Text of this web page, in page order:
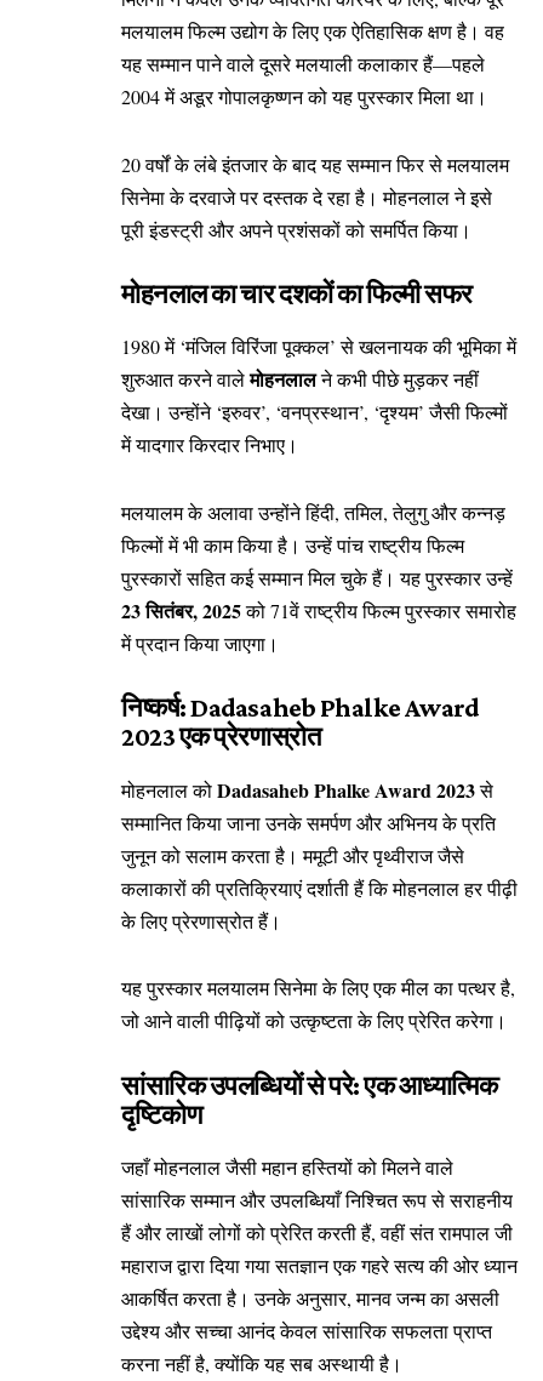
मलयालम फिल्म उद्योग के लिए एक ऐतिहासिक क्षण है। वह
यह सम्मान पाने वाले दूसरे मलयाली कलाकार हैं—पहले
2004 में अडूर गोपालकृष्णन को यह पुरस्कार मिला था।
20 वर्षों के लंबे इंतजार के बाद यह सम्मान फिर से मलयालम
सिनेमा के दरवाजे पर दस्तक दे रहा है। मोहनलाल ने इसे
पूरी इंडस्ट्री और अपने प्रशंसकों को समर्पित किया।
मोहनलाल का चार दशकों का फिल्मी सफर
1980 में ‘मंजिल विरिंजा पूक्कल’ से खलनायक की भूमिका में
शुरुआत करने वालेमोहनलालने कभी पीछे मुड़कर नहीं
देखा। उन्होंने ‘इरुवर’, ‘वनप्रस्थान’, ‘दृश्यम’ जैसी फिल्मों
में यादगार किरदार निभाए।
मलयालम के अलावा उन्होंने हिंदी, तमिल, तेलुगु और कन्नड़
फिल्मों में भी काम किया है। उन्हें पांच राष्ट्रीय फिल्म
पुरस्कारों सहित कई सम्मान मिल चुके हैं। यह पुरस्कार उन्हें
23 सितंबर, 2025को 71वें राष्ट्रीय फिल्म पुरस्कार समारोह
में प्रदान किया जाएगा।
निष्कर्ष: Dadasaheb Phalke Award
2023 एक प्रेरणास्रोत
मोहनलाल कोDadasaheb Phalke Award 2023से
सम्मानित किया जाना उनके समर्पण और अभिनय के प्रति
जुनून को सलाम करता है। ममूटी और पृथ्वीराज जैसे
कलाकारों की प्रतिक्रियाएं दर्शाती हैं कि मोहनलाल हर पीढ़ी
के लिए प्रेरणास्रोत हैं।
यह पुरस्कार मलयालम सिनेमा के लिए एक मील का पत्थर है,
जो आने वाली पीढ़ियों को उत्कृष्टता के लिए प्रेरित करेगा।
सांसारिक उपलब्धियों से परे: एक आध्यात्मिक
दृष्टिकोण
जहाँ मोहनलाल जैसी महान हस्तियों को मिलने वाले
सांसारिक सम्मान और उपलब्धियाँ निश्चित रूप से सराहनीय
हैं और लाखों लोगों को प्रेरित करती हैं, वहीं संत रामपाल जी
महाराज द्वारा दिया गया सतज्ञान एक गहरे सत्य की ओर ध्यान
आकर्षित करता है। उनके अनुसार, मानव जन्म का असली
उद्देश्य और सच्चा आनंद केवल सांसारिक सफलता प्राप्त
करना नहीं है, क्योंकि यह सब अस्थायी है।